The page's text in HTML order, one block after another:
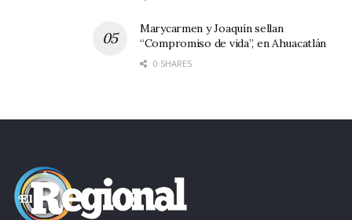
Marycarmen y Joaquín sellan
“Compromiso de vida”, en Ahuacatlán
0 SHARES